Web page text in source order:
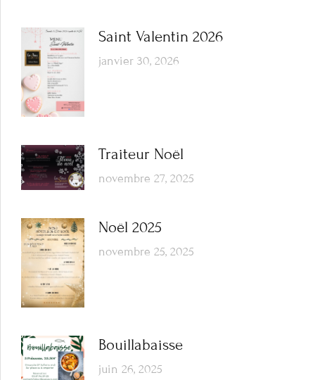
Saint Valentin 2026
janvier 30, 2026
Traiteur Noël
novembre 27, 2025
Noël 2025
novembre 25, 2025
Bouillabaisse
juin 26, 2025